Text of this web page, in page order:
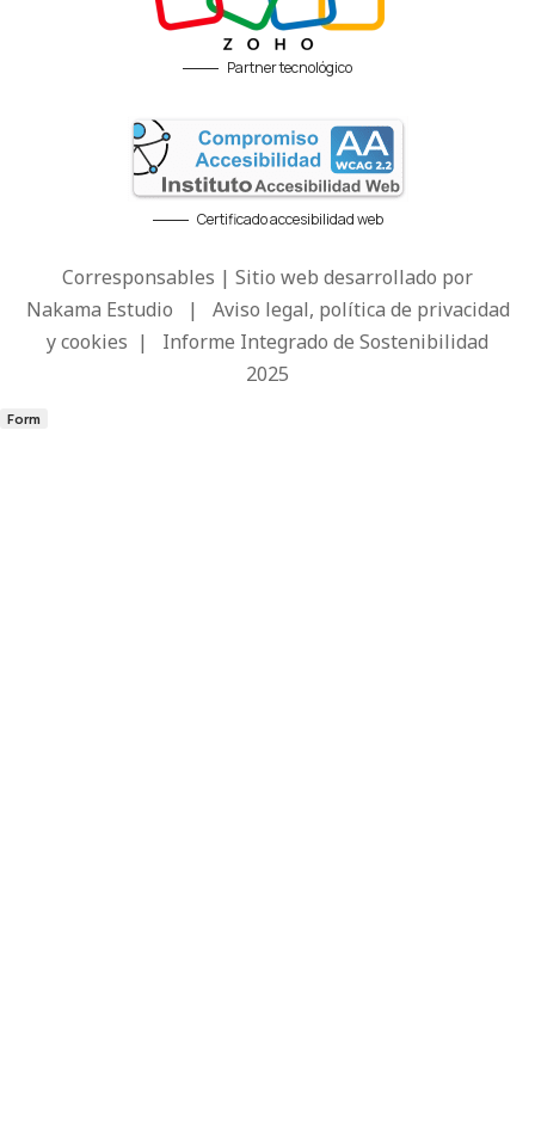
Partner tecnológico
Certificado accesibilidad web
Corresponsables | Sitio web desarrollado por
Nakama Estudio | Aviso legal, política de privacidad
y cookies | Informe Integrado de Sostenibilidad
2025
Form